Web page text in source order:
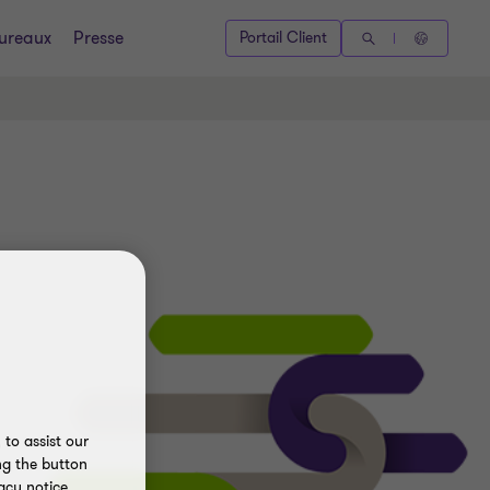
Presse Portail Client
to assist our
the button